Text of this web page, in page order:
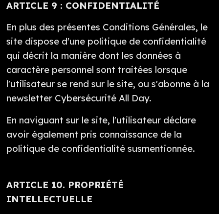
ARTICLE 9 : CONFIDENTIALITÉ
En plus des présentes Conditions Générales, le
site dispose d'une politique de confidentialité
qui décrit la manière dont les données à
caractère personnel sont traitées lorsque
l'utilisateur se rend sur le site, ou s'abonne à la
newsletter Cybersécurité All Day.
En naviguant sur le site, l'utilisateur déclare
avoir également pris connaissance de la
politique de confidentialité susmentionnée.
ARTICLE 10. PROPRIÉTÉ
INTELLECTUELLE